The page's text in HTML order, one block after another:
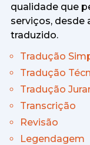
qualidade que
serviços, desde
traduzido.
Tradução
Tradução
Tradução
Transcrição
Revisão
Legendagem